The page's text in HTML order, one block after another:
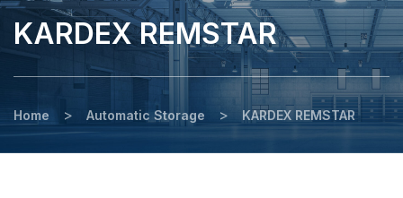
KARDEX REMSTAR
Home > Automatic Storage > KARDEX REMSTAR